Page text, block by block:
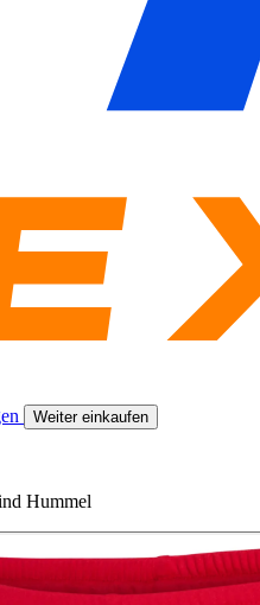
Weiter einkaufen
Hummel